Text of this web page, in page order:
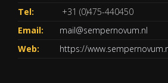
Tel:
+31 (0)475-440450
Email:
mail@sempernovum.nl
Web:
https://